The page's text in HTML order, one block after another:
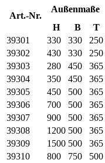
Art.-Nr.
Außenmaße
H
B T
39301
330 330 250
39302
430 330 250
39303
280 450 365
39304
350 450 365
39305
450 500 365
39306
700 500 365
39307
900 500 365
39308
1200 500 365
39309
1500 500 365
39310
800 750 500